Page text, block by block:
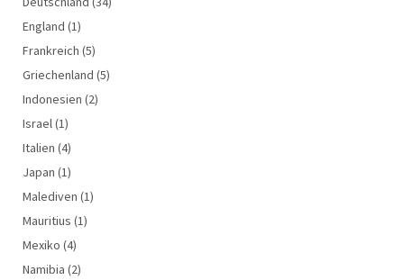
England (1)
Frankreich (5)
Griechenland (5)
Indonesien (2)
Israel(1)
Italien (4)
Japan (1)
Malediven (1)
Mauritius (1)
Mexiko (4)
Namibia (2)